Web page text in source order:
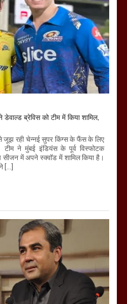
ब्रेविस को टीम में किया शामिल,
जूझ रही चेन्नई सुपर किंग्स के फैंस के लिए
ने मुंबई इंडियंस के पूर्व विस्फोटक
सीजन में अपने स्क्वॉड में शामिल किया है।
[…]